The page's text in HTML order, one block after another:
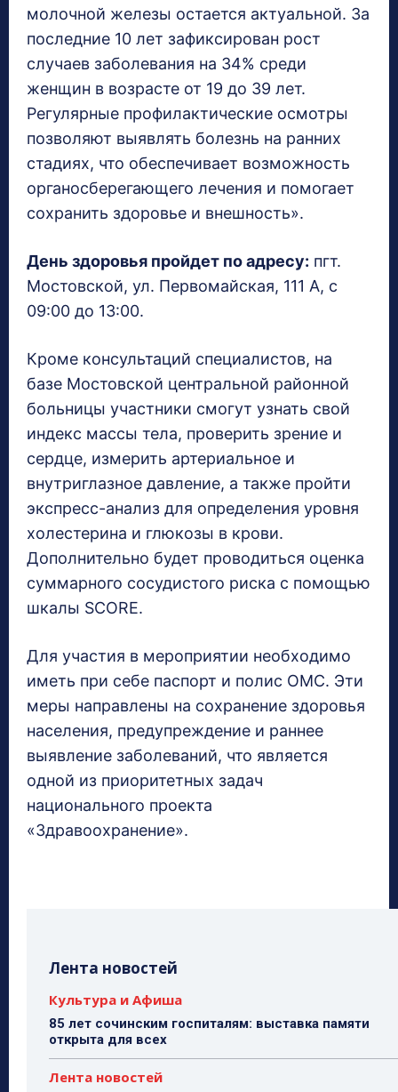
молочной железы остается актуальной. За
последние 10 лет зафиксирован рост
случаев заболевания на 34% среди
женщин в возрасте от 19 до 39 лет.
Регулярные профилактические осмотры
позволяют выявлять болезнь на ранних
стадиях, что обеспечивает возможность
органосберегающего лечения и помогает
сохранить здоровье и внешность».
День здоровья пройдет по адресу: пгт.
Мостовской, ул. Первомайская, 111 А, с
09:00 до 13:00.
Кроме консультаций специалистов, на
базе Мостовской центральной районной
больницы участники смогут узнать свой
индекс массы тела, проверить зрение и
сердце, измерить артериальное и
внутриглазное давление, а также пройти
экспресс-анализ для определения уровня
холестерина и глюкозы в крови.
Дополнительно будет проводиться оценка
суммарного сосудистого риска с помощью
шкалы SCORE.
Для участия в мероприятии необходимо
иметь при себе паспорт и полис ОМС. Эти
меры направлены на сохранение здоровья
населения, предупреждение и раннее
выявление заболеваний, что является
одной из приоритетных задач
национального проекта
«Здравоохранение».
Лента новостей
Культура и Афиша
85 лет сочинским госпиталям: выставка памяти
открыта для всех
Лента новостей